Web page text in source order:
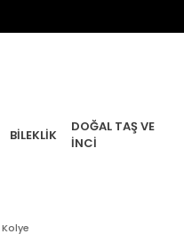
BILEKLIK
DOĞAL TAŞ VE
İNCI